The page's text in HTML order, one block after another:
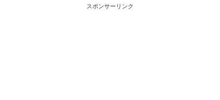
スポンサーリンク